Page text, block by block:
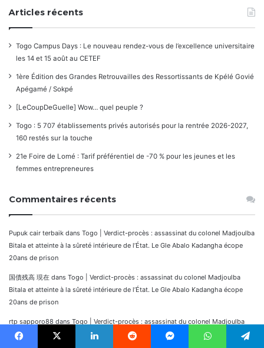
Articles récents
Togo Campus Days : Le nouveau rendez-vous de l’excellence universitaire
les 14 et 15 août au CETEF
1ère Édition des Grandes Retrouvailles des Ressortissants de Kpélé Govié
Apégamé / Sokpé
[LeCoupDeGuelle] Wow… quel peuple ?
Togo : 5 707 établissements privés autorisés pour la rentrée 2026-2027,
160 restés sur la touche
21e Foire de Lomé : Tarif préférentiel de -70 % pour les jeunes et les
femmes entrepreneures
Commentaires récents
Pupuk cair terbaik dans Togo | Verdict-procès : assassinat du colonel Madjoulba
Bitala et atteinte à la sûreté intérieure de l’État. Le Gle Abalo Kadangha écope
20ans de prison
国債残高 現在 dans Togo | Verdict-procès : assassinat du colonel Madjoulba
Bitala et atteinte à la sûreté intérieure de l’État. Le Gle Abalo Kadangha écope
20ans de prison
rtp sapporo88 dans Togo | Verdict-procès : assassinat du colonel Madjoulba
Bitala et atteinte à la sûreté intérieure de l’État. Le Gle Abalo Kadangha écope